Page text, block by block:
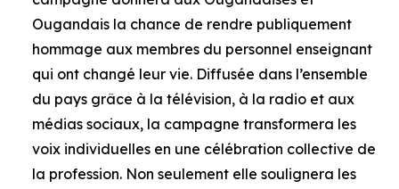
Ougandais la chance de rendre publiquement
hommage aux membres du personnel enseignant
qui ont changé leur vie. Diffusée dans l’ensemble
du pays grâce à la télévision, à la radio et aux
médias sociaux, la campagne transformera les
voix individuelles en une célébration collective de
la profession. Non seulement elle soulignera les